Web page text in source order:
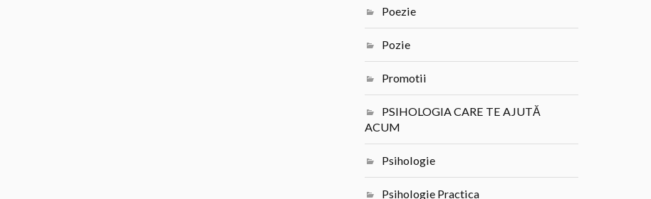
Poezie
Pozie
Promotii
PSIHOLOGIA CARE TE AJUTĂ
ACUM
Psihologie
Psihologie Practica